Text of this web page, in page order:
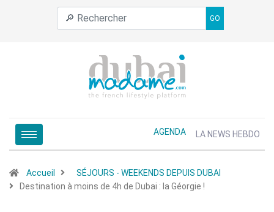
GO
AGENDA LA NEWS HEBDO
Accueil
SÉJOURS - WEEKENDS DEPUIS DUBAI
Destination à moins de 4h de Dubai : la Géorgie !